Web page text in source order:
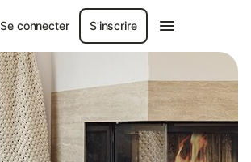
Se connecter S'inscrire